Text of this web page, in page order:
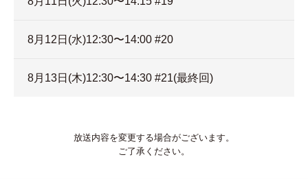
8月12日(水)12:30〜14:00 #20
8月13日(木)12:30〜14:30 #21(最終回)
放送内容を変更する場合がございます。
ご了承ください。